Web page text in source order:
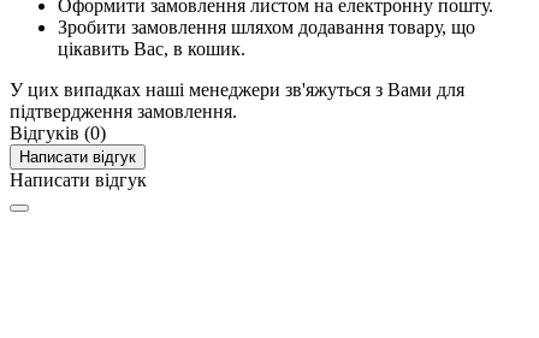
Оформити замовлення листом на електронну пошту.
Зробити замовлення шляхом додавання товару, що
цікавить Вас, в кошик.
У цих випадках наші менеджери зв'яжуться з Вами для
підтвердження замовлення.
Відгуків (0)
Написати відгук
Написати відгук